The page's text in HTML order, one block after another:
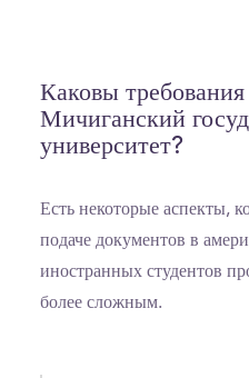
Каковы
Мичиганский
университет?
Есть некоторые аспекты,
подаче документов в
иностранных студентов
более сложным.